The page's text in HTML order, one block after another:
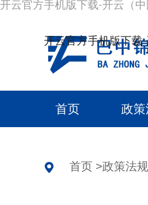
开云官方手机版下载-开云（中
开云官方手机版下载
首页 政
首页 >政策法规